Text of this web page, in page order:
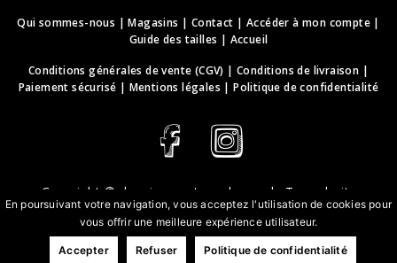
Qui sommes-nous |Magasins | Contact | Accéder à mon compte|
Guide des tailles | Accueil
Conditions générales de vente (CGV) |Conditions de livraison |
Paiement sécurisé | Mentions légales |Politique de confidentialité
Copyright © deguisements-cadeaux.ch
. Tous droits
réservés.
Conception & développement web | webbih.com
En poursuivant votre navigation, vous acceptez l'utilisation de cookies pour
vous offrir une meilleure expérience utilisateur.
Accepter Refuser Politique de confidentialité